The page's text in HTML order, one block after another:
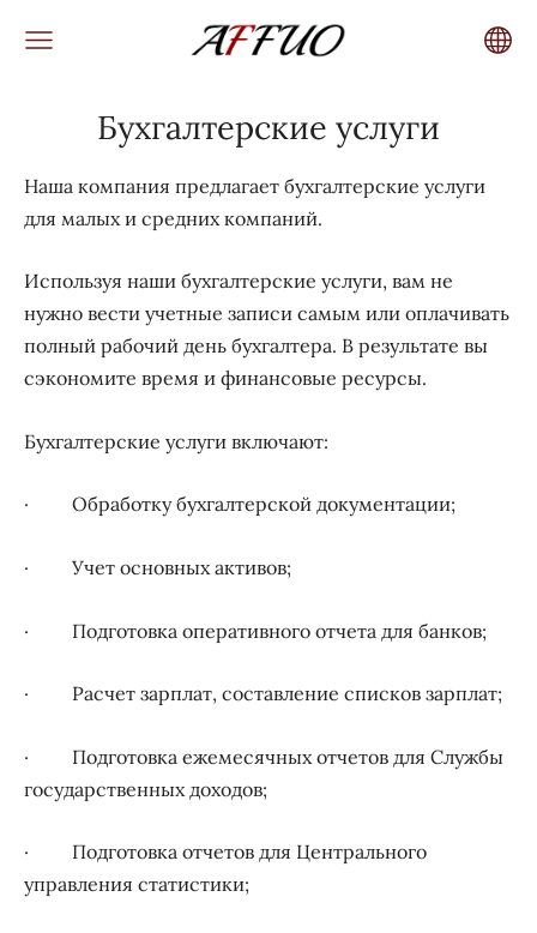
Бухгалтерские услуги
Наша компания предлагает бухгалтерские услуги
для малых и средних компаний.
Используя наши бухгалтерские услуги, вам не
нужно вести учетные записи самым или оплачивать
полный рабочий день бухгалтера. В результате вы
сэкономите время и финансовые ресурсы.
Бухгалтерские услуги включают:
· Oбработку бухгалтерской документации;
· Учет основных активов;
· Подготовка оперативного отчета для банков;
· Pасчет зарплат, составление списков зарплат;
· Подготовка ежемесячных отчетов для Службы
государственных доходов;
· Подготовка отчетов для Центрального
управления статистики;